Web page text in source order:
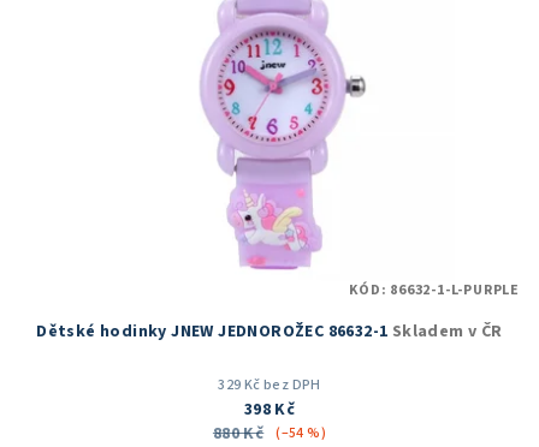
Dětské hodinky JNEW JEDNOROŽEC 86632-1 Skladem v ČR
329 Kč bez DPH
398 Kč
880 Kč (–54 %)
KÓD: 86632-1-L-PURPLE